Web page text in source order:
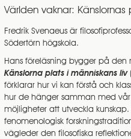
Världen vaknar: Känslornas
Fredrik Svenaeus är
Södertörn högskola.
Hans föreläsning bygger på den
Känslorna plats i människans liv
förklarar hur vi kan förstå och
hur de hänger samman med
möjligheter att utveckla
fenomenologisk
vägleder den filosofiska